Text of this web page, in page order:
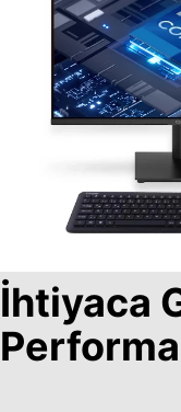
İhtiyaca